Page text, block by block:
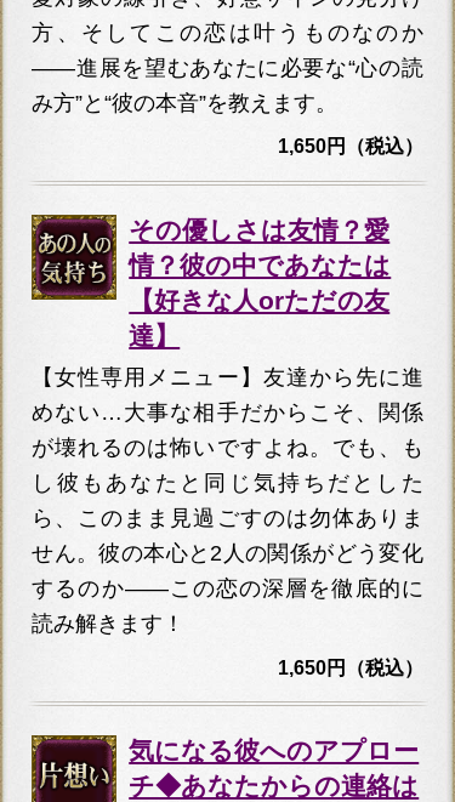
方、そしてこの恋は叶うものなのか
――進展を望むあなたに必要な“心の読
み方”と“彼の本音”を教えます。
1,650円（税込）
その優しさは友情？愛
情？彼の中であなたは
【好きな人orただの友
達】
【女性専用メニュー】友達から先に進
めない…大事な相手だからこそ、関係
が壊れるのは怖いですよね。でも、も
し彼もあなたと同じ気持ちだとした
ら、このまま見過ごすのは勿体ありま
せん。彼の本心と2人の関係がどう変化
するのか――この恋の深層を徹底的に
読み解きます！
1,650円（税込）
気になる彼へのアプロー
チ◆あなたからの連絡は